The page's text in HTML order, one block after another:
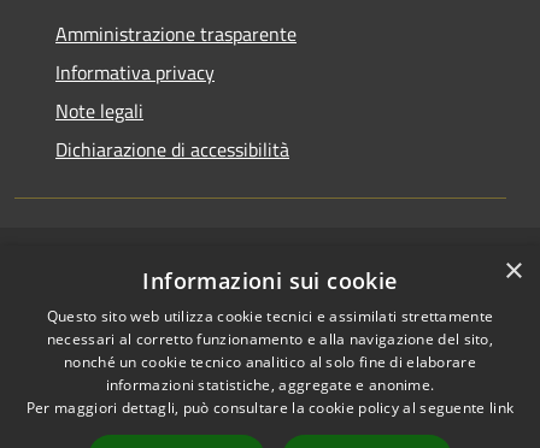
Amministrazione trasparente
Informativa privacy
Note legali
Dichiarazione di accessibilità
Privacy
Cookie
Mappa del sito
Area riservata Actalis
Copyright © 2026 • Comune di
Municipium•Accesso
redazione
×
Informazioni sui cookie
Questo sito web utilizza cookie tecnici e assimilati strettamente
necessari al corretto funzionamento e alla navigazione del sito,
nonché un cookie tecnico analitico al solo fine di elaborare
informazioni statistiche, aggregate e anonime.
Per maggiori dettagli, può consultare la cookie policy al seguente link